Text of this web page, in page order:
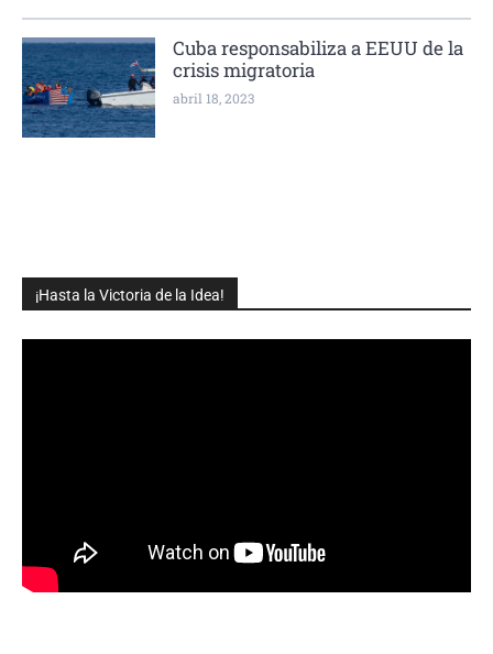
¡Hasta la Victoria de la Idea!
Cuba responsabiliza a EEUU de la
crisis migratoria
abril 18, 2023